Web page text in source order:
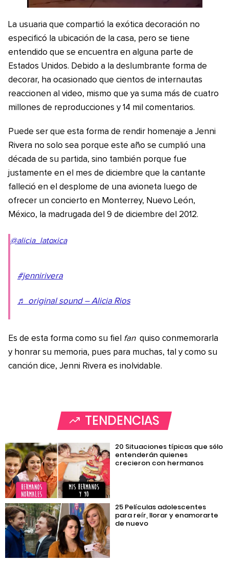
La usuaria que compartió la exótica decoración no
especificó la ubicación de la casa, pero se tiene
entendido que se encuentra en alguna parte de
Estados Unidos. Debido a la deslumbrante forma de
decorar, ha ocasionado que cientos de internautas
reaccionen al video, mismo que ya suma más de cuatro
millones de reproducciones y 14 mil comentarios.
Puede ser que esta forma de rendir homenaje a Jenni
Rivera no solo sea porque este año se cumplió una
década de su partida, sino también porque fue
justamente en el mes de diciembre que la cantante
falleció en el desplome de una avioneta luego de
ofrecer un concierto en Monterrey, Nuevo León,
México, la madrugada del 9 de diciembre del 2012.
@alicia_latoxica
#jennirivera
♬ original sound – Alicia Rios
Es de esta forma como su fiel fan quiso conmemorarla
y honrar su memoria, pues para muchas, tal y como su
canción dice, Jenni Rivera es inolvidable.
TENDENCIAS
20 Situaciones típicas que sólo
entenderán quienes
crecieron con hermanos
25 Películas adolescentes
para reír, llorar y enamorarte
de nuevo